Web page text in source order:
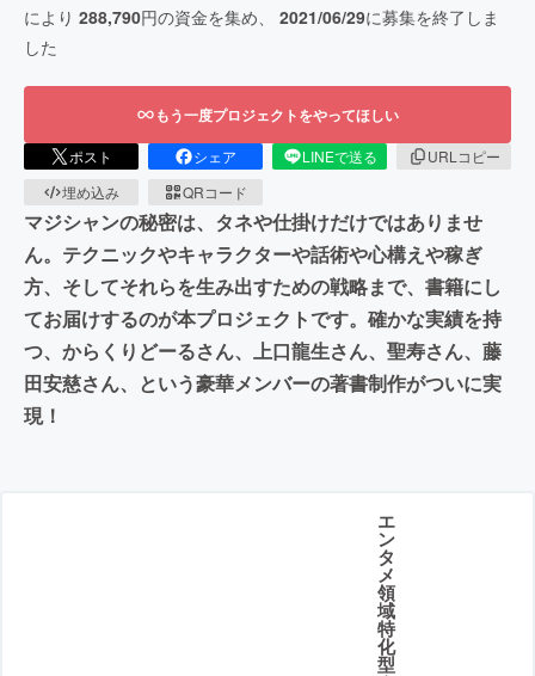
により 288,790円の資金を集め、 2021/06/29に募集を終了しま
した
もう一度プロジェクトをやってほしい
ポスト シェア LINEで送る
URLコピー
埋め込み
QRコード
マジシャンの秘密は、タネや仕掛けだけではありませ
ん。テクニックやキャラクターや話術や心構えや稼ぎ
方、そしてそれらを生み出すための戦略まで、書籍にし
てお届けするのが本プロジェクトです。確かな実績を持
つ、からくりどーるさん、上口龍生さん、聖寿さん、藤
田安慈さん、という豪華メンバーの著書制作がついに実
現！
エ
ン
タ
メ
領
域
特
化
型